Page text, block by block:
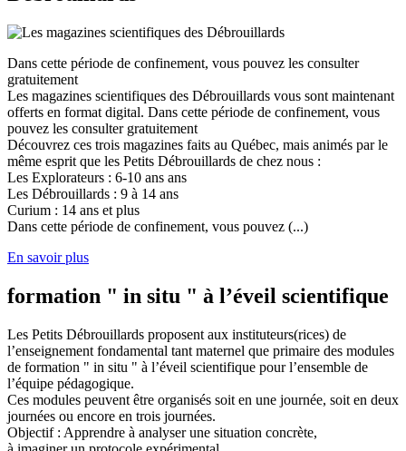
Dans cette période de confinement, vous pouvez les consulter
gratuitement
Les magazines scientifiques des Débrouillards vous sont maintenant
offerts en format digital. Dans cette période de confinement, vous
pouvez les consulter gratuitement
Découvrez ces trois magazines faits au Québec, mais animés par le
même esprit que les Petits Débrouillards de chez nous :
Les Explorateurs : 6-10 ans ans
Les Débrouillards : 9 à 14 ans
Curium : 14 ans et plus
Dans cette période de confinement, vous pouvez (...)
En savoir plus
formation " in situ " à l’éveil scientifique
Les Petits Débrouillards proposent aux instituteurs(rices) de
l’enseignement fondamental tant maternel que primaire des modules
de formation " in situ " à l’éveil scientifique pour l’ensemble de
l’équipe pédagogique.
Ces modules peuvent être organisés soit en une journée, soit en deux
journées ou encore en trois journées.
Objectif : Apprendre à analyser une situation concrète,